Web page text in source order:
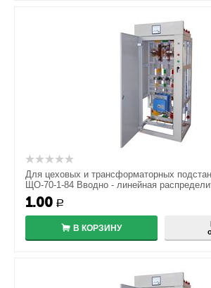
Для цеховых и трансформаторных
ЩО-70-1-84 Вводно - линейная
1.00 Р
В КОРЗИНУ